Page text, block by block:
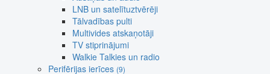
LNB un satelītuztvērēji
Tālvadības pulti
Multivides atskaņotāji
TV stiprinājumi
Walkie Talkies un radio
Perifērijas ierīces (9)